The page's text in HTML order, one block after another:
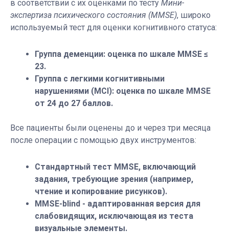
в соответствии с их оценками по тесту Мини-
экспертиза психического состояния (MMSE), широко
используемый тест для оценки когнитивного статуса:
Группа деменции: оценка по шкале MMSE ≤
23.
Группа с легкими когнитивными
нарушениями (MCI): оценка по шкале MMSE
от 24 до 27 баллов.
Все пациенты были оценены до и через три месяца
после операции с помощью двух инструментов:
Стандартный тест MMSE, включающий
задания, требующие зрения (например,
чтение и копирование рисунков).
MMSE-blind - адаптированная версия для
слабовидящих, исключающая из теста
визуальные элементы.